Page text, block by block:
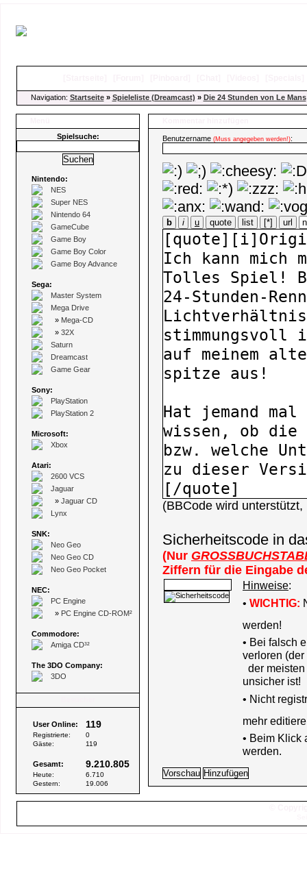
Navigation: Startseite» Spieleliste (Dreamcast) » Die 24 Stunden von Le Mans
Spielsuche:
Nintendo:
NES
Super NES
Nintendo 64
GameCube
Game Boy
Game Boy Color
Game Boy Advance
Sega:
Master System
Mega Drive
» Mega-CD
» 32X
Saturn
Dreamcast
Game Gear
Sony:
PlayStation
PlayStation 2
Microsoft:
Xbox
Atari:
2600 VCS
Jaguar
» Jaguar CD
Lynx
SNK:
Neo Geo
Neo Geo CD
Neo Geo Pocket
NEC:
PC Engine
» PC Engine CD-ROM²
Commodore:
Amiga CD³²
The 3DO Company:
3DO
User Online: 119
Registrierte:
0
Gäste:
119
Gesamt: 9.210.805
Heute:
6.710
Gestern:
19.006
Benutzername (Muss angegeben werden!):
b i u quote list [*] url
(BBCode wird
Sicherheitscode in
(Nur
Ziffern für die Eingabe
Hinweise:
• WICHTIG:
werden!
• Bei falsch
verloren
der
unsicher ist!
• Nicht
mehr
• Beim Klick
werden.